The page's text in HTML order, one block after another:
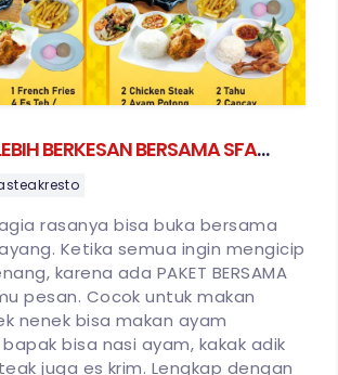
BERKESAN BERSAMA SFA
rasanya bisa buka bersama
Ketika semua ingin mengicip
karena ada PAKET BERSAMA
pesan. Cocok untuk makan
nenek bisa makan ayam
bisa nasi ayam, kakak adik
juga es krim. Lengkap dengan